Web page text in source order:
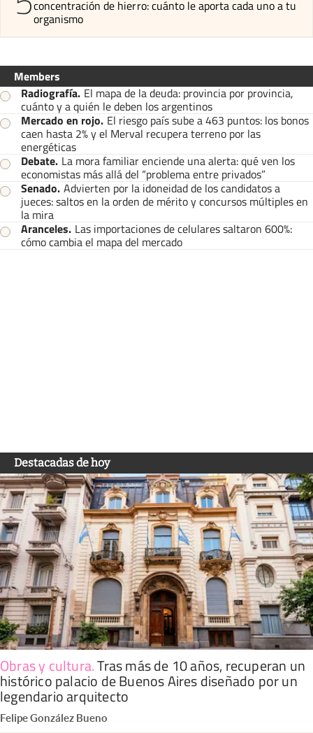
concentración de hierro: cuánto le aporta cada uno a tu
organismo
Members
Radiografía. El mapa de la deuda: provincia por provincia,
cuánto y a quién le deben los argentinos
Mercado en rojo. El riesgo país sube a 463 puntos: los bonos
caen hasta 2% y el Merval recupera terreno por las
energéticas
Debate. La mora familiar enciende una alerta: qué ven los
economistas más allá del “problema entre privados”
Senado. Advierten por la idoneidad de los candidatos a
jueces: saltos en la orden de mérito y concursos múltiples en
la mira
Aranceles. Las importaciones de celulares saltaron 600%:
cómo cambia el mapa del mercado
Destacadas de hoy
Obras y cultura.Tras más de 10 años, recuperan un
histórico palacio de Buenos Aires diseñado por un
legendario arquitecto
Felipe González Bueno